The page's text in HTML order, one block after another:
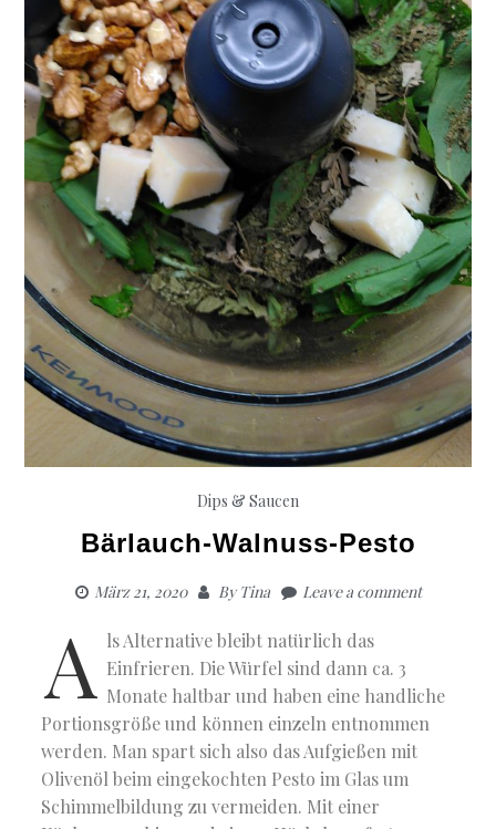
Dips & Saucen
Bärlauch-Walnuss-Pesto
März 21, 2020 ByTina Leave a comment
A ls Alternative bleibt natürlich das
Einfrieren. Die Würfel sind dann ca. 3
Monate haltbar und haben eine handliche
Portionsgröße und können einzeln entnommen
werden. Man spart sich also das Aufgießen mit
Olivenöl beim eingekochten Pesto im Glas um
Schimmelbildung zu vermeiden. Mit einer